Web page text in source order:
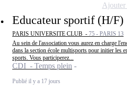
Educateur sportif (H/F)
PARIS UNIVERSITE CLUB - 75 - PARIS 13
Au sein de l'association vous aurez en charge
dans la section école multisports pour initier les
sports. Vous participerez...
CDI - Temps plein
Publié il y a 17 jours
Ajouter